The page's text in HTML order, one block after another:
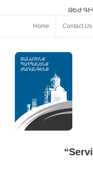
ԹԵԺ
Home Contact Us